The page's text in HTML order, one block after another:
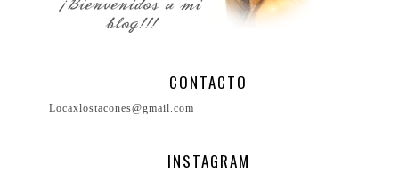
CONTACTO
Locaxlostacones@gmail.com
INSTAGRAM